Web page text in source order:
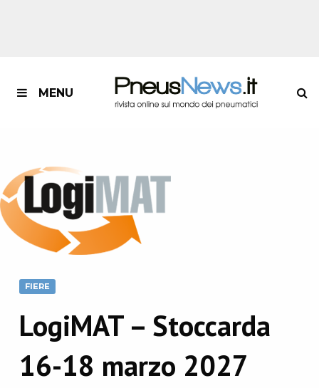
MENU
FIERE
LogiMAT – Stoccarda
16-18 marzo 2027